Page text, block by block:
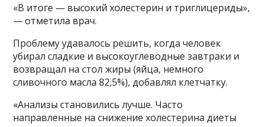
«В итоге — высокий холестерин и триглицериды»,
— отметила врач.
Проблему удавалось решить, когда человек
убирал сладкие и высокоуглеводные завтраки и
возвращал на стол жиры (яйца, немного
сливочного масла 82,5%), добавлял клетчатку.
«Анализы становились лучше. Часто
направленные на снижение холестерина диеты